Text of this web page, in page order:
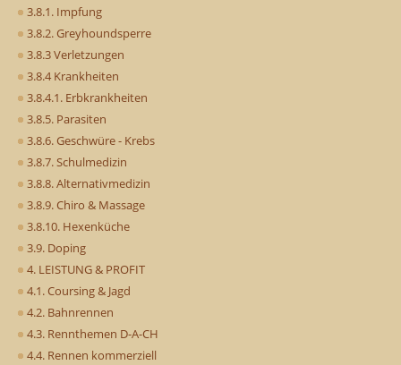
3.8.1. Impfung
3.8.2. Greyhoundsperre
3.8.3 Verletzungen
3.8.4 Krankheiten
3.8.4.1. Erbkrankheiten
3.8.5. Parasiten
3.8.6. Geschwüre - Krebs
3.8.7. Schulmedizin
3.8.8. Alternativmedizin
3.8.9. Chiro & Massage
3.8.10. Hexenküche
3.9. Doping
4. LEISTUNG & PROFIT
4.1. Coursing & Jagd
4.2. Bahnrennen
4.3. Rennthemen D-A-CH
4.4. Rennen kommerziell